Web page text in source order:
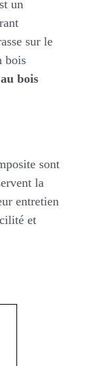
un
sur le
bois
bois
sont
la
entretien
et